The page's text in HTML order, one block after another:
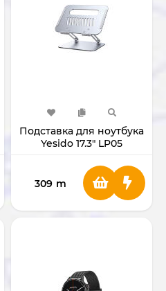
Подставка для ноутбука
Yesido 17.3" LP05
309 m